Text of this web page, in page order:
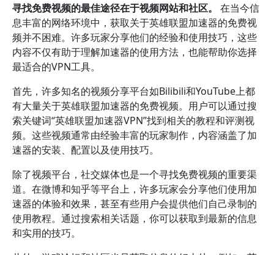
寻找免费视频的最佳途径在于视频网站和社区。
在当今信
息丰富的网络环境中，获取关于英雄联盟加速器的免费视
频并不困难。许多玩家分享他们的经验和使用技巧，这些
内容不仅有助于理解加速器的使用方法，也能帮助你选择
最适合的VPN工具。
首先，许多知名的视频分享平台如Bilibili和YouTube上都
有大量关于英雄联盟加速器的免费视频。用户可以通过搜
索关键词“英雄联盟加速器VPN”找到相关的教程和评测视
频。这些视频通常由经验丰富的玩家制作，内容涵盖了加
速器的安装、配置以及使用技巧。
除了视频平台，社交媒体也是一个寻找免费视频的重要渠
道。在微博和知乎等平台上，许多玩家会分享他们使用加
速器的体验和效果，甚至有些用户会提供他们自己录制的
使用教程。通过搜索相关话题，你可以获取到最新的信息
和实用的技巧。